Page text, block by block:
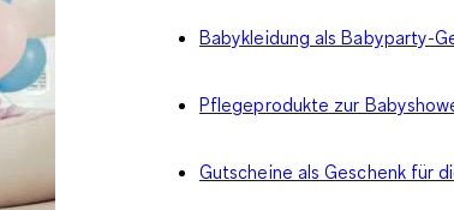
Babykleidung als Babyparty-
Pflegeprodukte zur
Gutscheine als Geschenk für